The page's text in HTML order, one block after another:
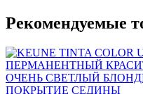
Рекомендуемые